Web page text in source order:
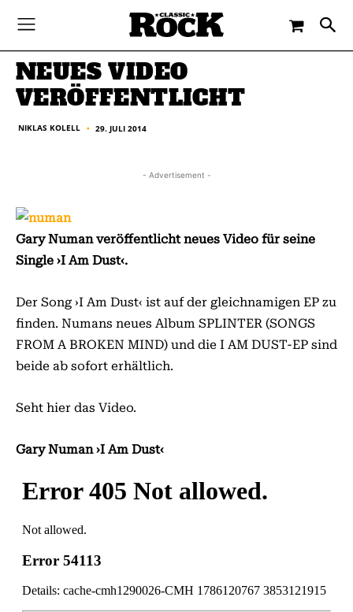
NIKLAS KOLELL - 29. JULI 2014
NEUES VIDEO
VERÖFFENTLICHT
NIKLAS KOLELL ■ 29. JULI 2014
- Advertisement -
Gary Numan veröffentlicht neues Video für seine
Single ›I Am Dust‹.
Der Song ›I Am Dust‹ ist auf der gleichnamigen EP zu
finden. Numans neues Album SPLINTER (SONGS
FROM A BROKEN MIND) und die I AM DUST-EP sind
beide ab sofort erhältlich.
Seht hier das Video.
Gary Numan ›I Am Dust‹